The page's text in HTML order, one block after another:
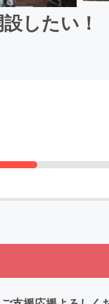
したい！